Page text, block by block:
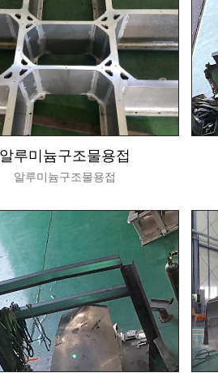
알루미늄구조물용접
알루미늄구조물용접